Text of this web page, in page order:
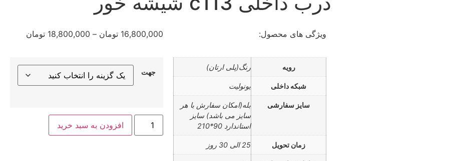
ویژگی های محصول:
رویه رنگ(پلی ارتان)
شبکه داخلی یونولیت
سایز سفارشی
بله(امکان سفارش با هر
سایز می باشد) سایز
استاندارد 90*210
زمان تحویل 25 الی 30 روز
16,800,000 تومان –
18,800,000 تومان
جهت
افزودن به سبد خرید